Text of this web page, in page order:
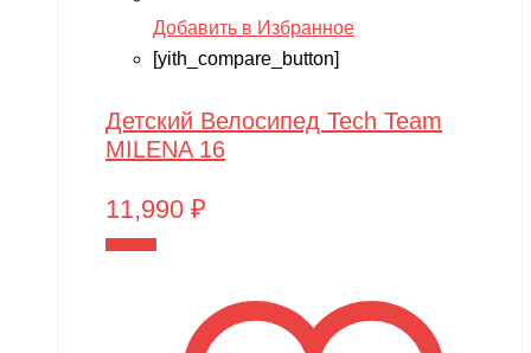
Добавить в Избранное
[yith_compare_button]
Детский Велосипед Tech Team
MILENA 16
11,990 ₽